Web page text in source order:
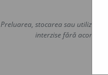
Preluarea, stocarea sau
interzise fără acordul